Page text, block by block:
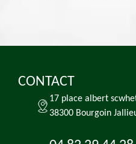
CONTACT
17 place albert
38300 Bourgoin